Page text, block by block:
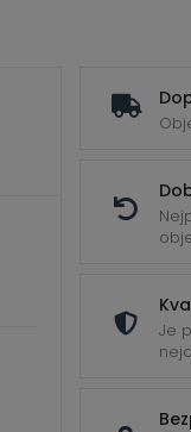
Je